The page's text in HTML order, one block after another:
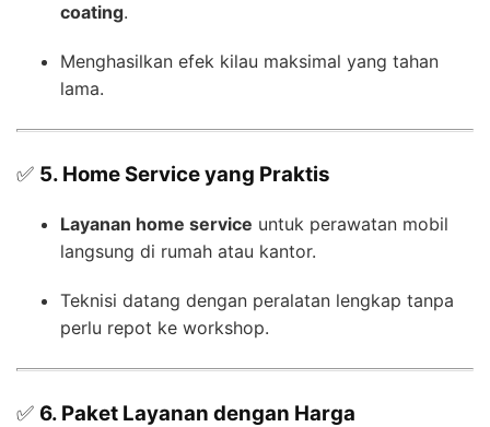
coating.
Menghasilkan efek kilau maksimal yang tahan
lama.
✅ 5. Home Service yang Praktis
Layanan home service untuk perawatan mobil
langsung di rumah atau kantor.
Teknisi datang dengan peralatan lengkap tanpa
perlu repot ke workshop.
✅ 6. Paket Layanan dengan Harga